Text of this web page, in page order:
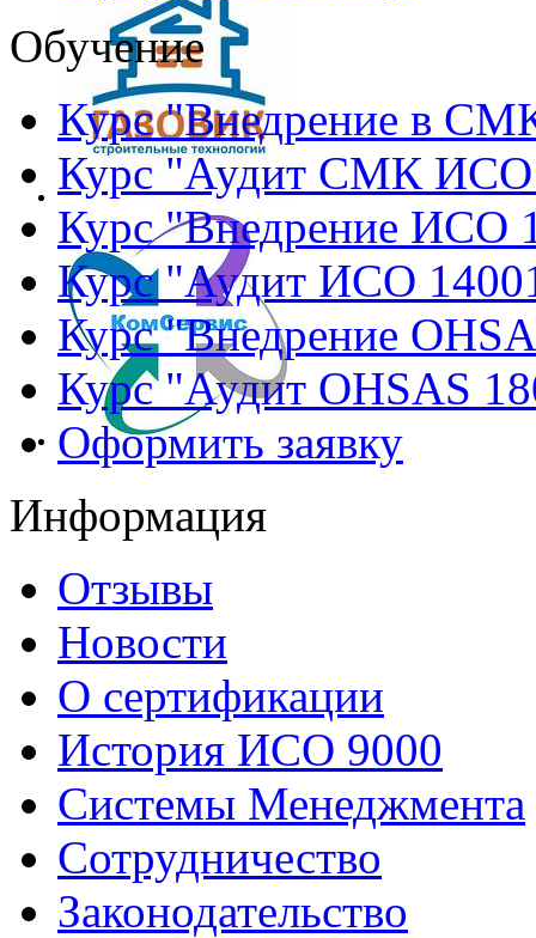
Обучение
Курс "Внедрение в
Курс "Аудит СМК ИСО
Курс "Внедрение ИСО
Курс "Аудит ИСО
Курс "Внедрение
Курс "Аудит OHSAS
Оформить заявку
Информация
Отзывы
Новости
О сертификации
История ИСО 9000
Системы Менеджмента
Сотрудничество
Законодательство